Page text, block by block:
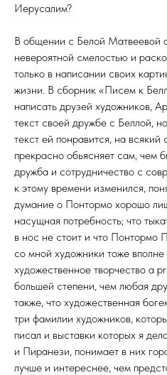
Иерусалим?
В общении с Белой Матвеевой
невероятной смелостью и
только в написании своих
жизни. В сборник «Писем к
написать друзей художников,
текст своей дружбе с Беллой,
текст ей понравится, на
прекрасно обьясняет сам, чем
дружба и сотрудничество с
к этому времени изменился,
думание о Понтормо хорошо
насущная потребность; что
в нос не стоит и что Понтормо
со мной художники тоже
художественное творчество a
большей степени, чем любая
также, что художественная
три фамилии художников,
писал и выставки которых я
и Пиранези, понимает в них
лучше и интереснее, чем